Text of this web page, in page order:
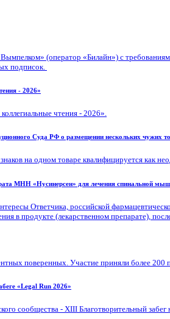
(оператор «Билайн») с
подписок.
- 2026»
чтения - 2026».
Суда РФ о размещении нескольких чужих
на одном товаре квалифицируется как
МНН «Нусинерсен» для лечения спинальной
Ответчика, российской
в продукте (лекарственном препарате),
поверенных. Участие приняли более 200
«Legal Run 2026»
сообщества - XIII Благотворительный